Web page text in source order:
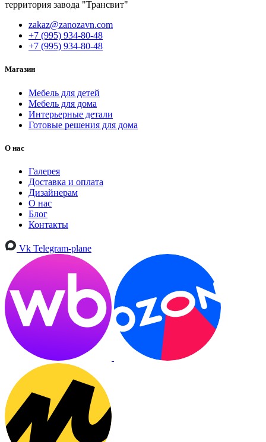
территория завода "Трансвит"
zakaz@zanozavn.com
+7 (995) 934-80-48
+7 (995) 934-80-48
Магазин
Мебель для детей
Мебель для дома
Интерьерные детали
Готовые решения для дома
О нас
Галерея
Доставка и оплата
Дизайнерам
О нас
Блог
Контакты
Vk Telegram-plane